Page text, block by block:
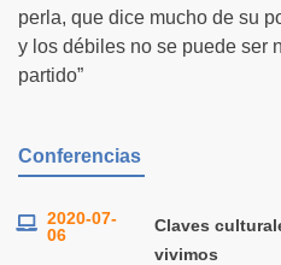
perla, que dice mucho de su
y los débiles no se puede ser
partido”
Conferencias
2020-07-
06
Claves
vivimos